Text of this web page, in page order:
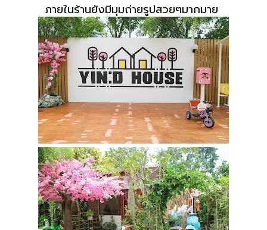
ภายในร้านยังมีมุมถ่ายรูปสวยๆมากมาย